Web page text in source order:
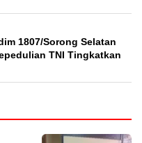
1807/Sorong Selatan
TNI Tingkatkan